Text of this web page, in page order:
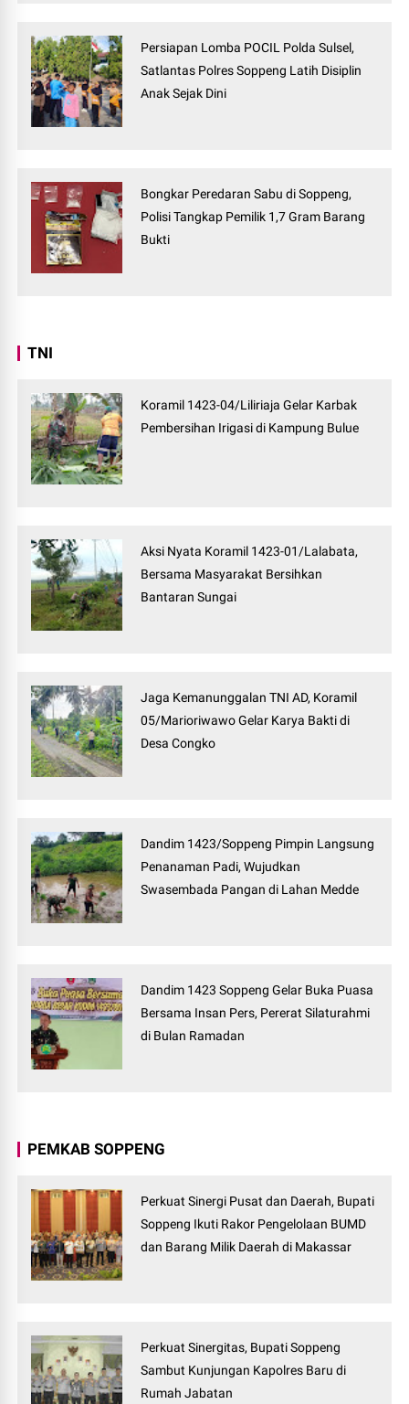
Persiapan Lomba POCIL Polda Sulsel,
Satlantas Polres Soppeng Latih Disiplin
Anak Sejak Dini
Bongkar Peredaran Sabu di Soppeng,
Polisi Tangkap Pemilik 1,7 Gram Barang
Bukti
TNI
Koramil 1423-04/Liliriaja Gelar Karbak
Pembersihan Irigasi di Kampung Bulue
Aksi Nyata Koramil 1423-01/Lalabata,
Bersama Masyarakat Bersihkan
Bantaran Sungai
Jaga Kemanunggalan TNI AD, Koramil
05/Marioriwawo Gelar Karya Bakti di
Desa Congko
Dandim 1423/Soppeng Pimpin Langsung
Penanaman Padi, Wujudkan
Swasembada Pangan di Lahan Medde
Dandim 1423 Soppeng Gelar Buka Puasa
Bersama Insan Pers, Pererat Silaturahmi
di Bulan Ramadan
PEMKAB SOPPENG
Perkuat Sinergi Pusat dan Daerah, Bupati
Soppeng Ikuti Rakor Pengelolaan BUMD
dan Barang Milik Daerah di Makassar
Perkuat Sinergitas, Bupati Soppeng
Sambut Kunjungan Kapolres Baru di
Rumah Jabatan